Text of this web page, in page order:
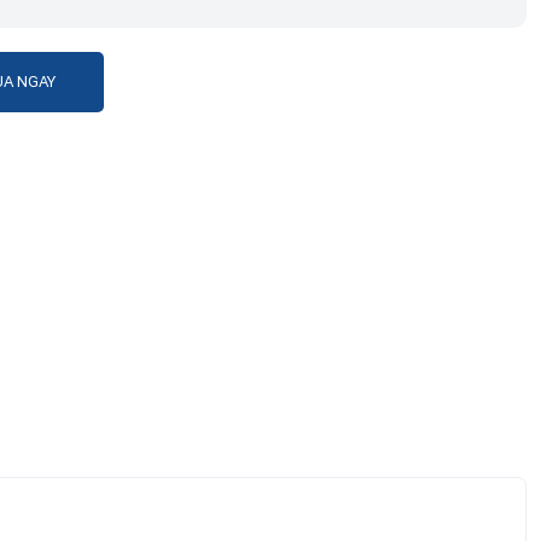
NGAY